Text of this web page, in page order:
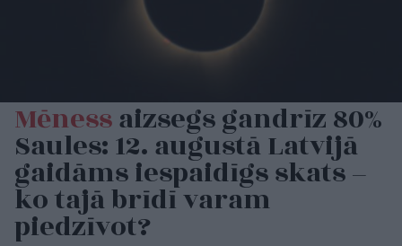
Mēnessaizsegs gandrīz 80%
Saules: 12. augustā Latvijā
gaidāms iespaidīgs skats –
ko tajā brīdī varam
piedzīvot?